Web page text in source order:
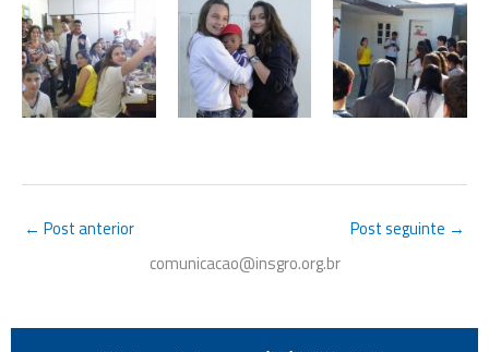
← Post anterior Post seguinte →
comunicacao@insgro.org.br